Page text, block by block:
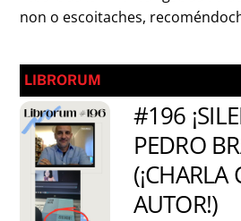
non o escoitaches,
LIBRORUM
#196
PEDRO
(¡CHARLA
AUTOR!)